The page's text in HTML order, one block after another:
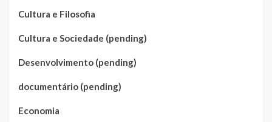
Cultura e Filosofia
Cultura e Sociedade (pending)
Desenvolvimento (pending)
documentário (pending)
Economia